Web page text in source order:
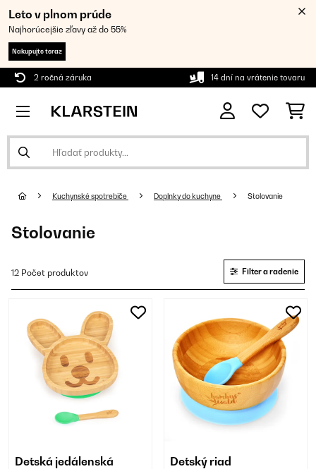
Leto v plnom prúde
Najhorúcejšie zľavy až do 55%
Nakupujte teraz
2 ročná záruka 14 dní na vrátenie tovaru
Kuchynské spotrebiče Doplnky do kuchyne Stolovanie
Stolovanie
12 Počet produktov Filter a radenie
Detská jedálenská
Detský riad